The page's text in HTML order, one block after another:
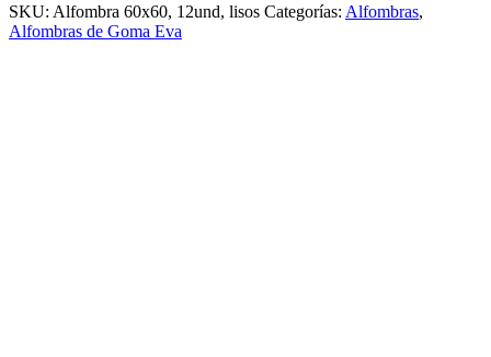
SKU: Alfombra 60x60, 12und, lisos Categorías: Alfombras,
Alfombras de Goma Eva